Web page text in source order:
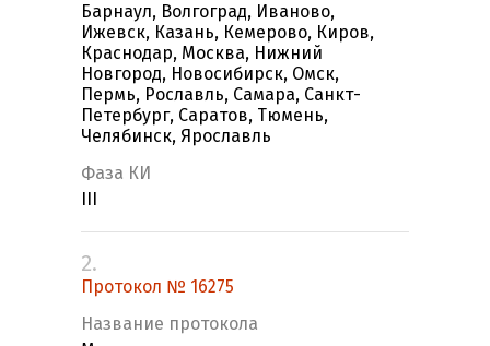
Барнаул, Волгоград, Иваново,
Ижевск, Казань, Кемерово, Киров,
Краснодар, Москва, Нижний
Новгород, Новосибирск, Омск,
Пермь, Рославль, Самара, Санкт-
Петербург, Саратов, Тюмень,
Челябинск, Ярославль
Фаза КИ
2.
Протокол № 16275
Название протокола